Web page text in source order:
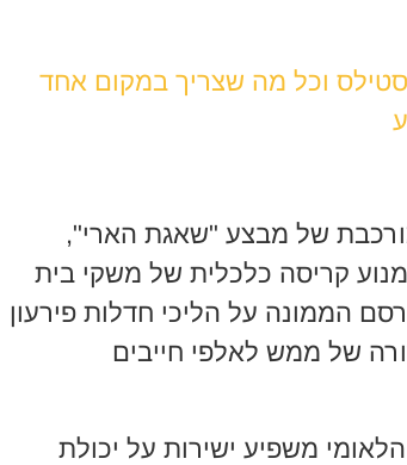
סטילס וכל מה שצריך במקום אחד
של מבצע "שאגת הארי",
קריסה כלכלית של משקי בית
הממונה על הליכי חדלות פירעון
של ממש לאלפי חייבים
משפיע ישירות על יכולת